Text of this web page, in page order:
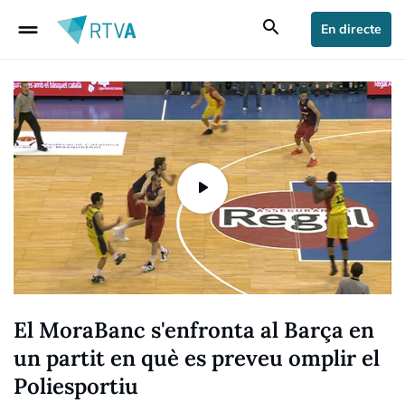
drag_handle search En directe
El MoraBanc s'enfronta al Barça en
un partit en què es preveu omplir el
Poliesportiu